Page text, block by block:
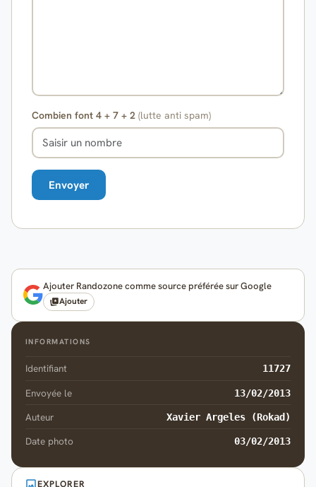
Combien font 4 + 7 + 2 (lutte anti spam)
Ajouter Randozone comme source préférée sur Google
Ajouter
INFORMATIONS
Identifiant 11727
Envoyée le 13/02/2013
Auteur Xavier Argeles (Rokad)
Date photo 03/02/2013
EXPLORER